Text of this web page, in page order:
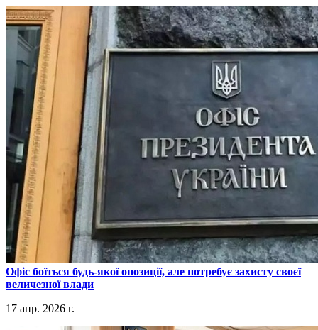
​Офіс боїться будь-якої опозиції, але потребує захисту своєї
величезної влади
17 апр. 2026 г.